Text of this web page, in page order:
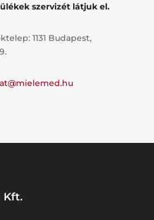
szervizét látjuk el.
1131 Budapest,
Kft.